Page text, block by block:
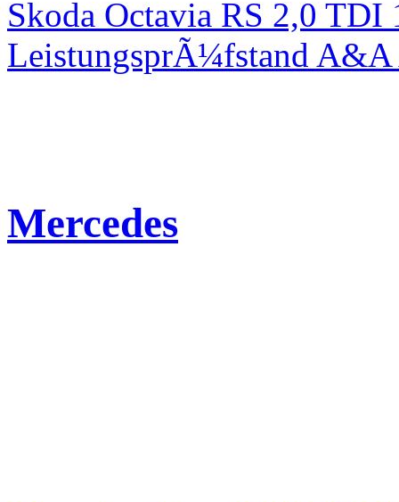
Skoda Octavia RS 2,0
LeistungsprÃ¼fstand
Mercedes